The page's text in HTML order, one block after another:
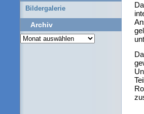
Bildergalerie
Archiv
Archiv